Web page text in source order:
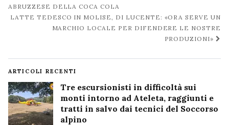
post
ABRUZZESE DELLA COCA COLA
LATTE TEDESCO IN MOLISE, DI LUCENTE: «ORA SERVE UN
MARCHIO LOCALE PER DIFENDERE LE NOSTRE
PRODUZIONI»
ARTICOLI RECENTI
Tre escursionisti in difficoltà sui
monti intorno ad Ateleta, raggiunti e
tratti in salvo dai tecnici del Soccorso
alpino